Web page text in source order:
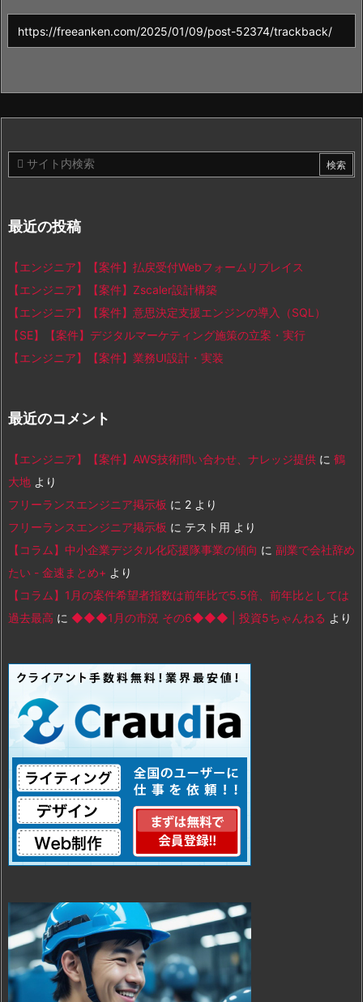
最近の投稿
【エンジニア】【案件】払戻受付Webフォームリプレイス
【エンジニア】【案件】Zscaler設計構築
【エンジニア】【案件】意思決定支援エンジンの導入（SQL）
【SE】【案件】デジタルマーケティング施策の立案・実行
【エンジニア】【案件】業務UI設計・実装
最近のコメント
【エンジニア】【案件】AWS技術問い合わせ、ナレッジ提供 に 鶴
大地 より
フリーランスエンジニア掲示板 に 2 より
フリーランスエンジニア掲示板 に テスト用 より
【コラム】中小企業デジタル化応援隊事業の傾向 に 副業で会社辞め
たい - 金速まとめ+ より
【コラム】1月の案件希望者指数は前年比で5.5倍、前年比としては
過去最高 に ◆◆◆1月の市況 その6◆◆◆ | 投資5ちゃんねる より